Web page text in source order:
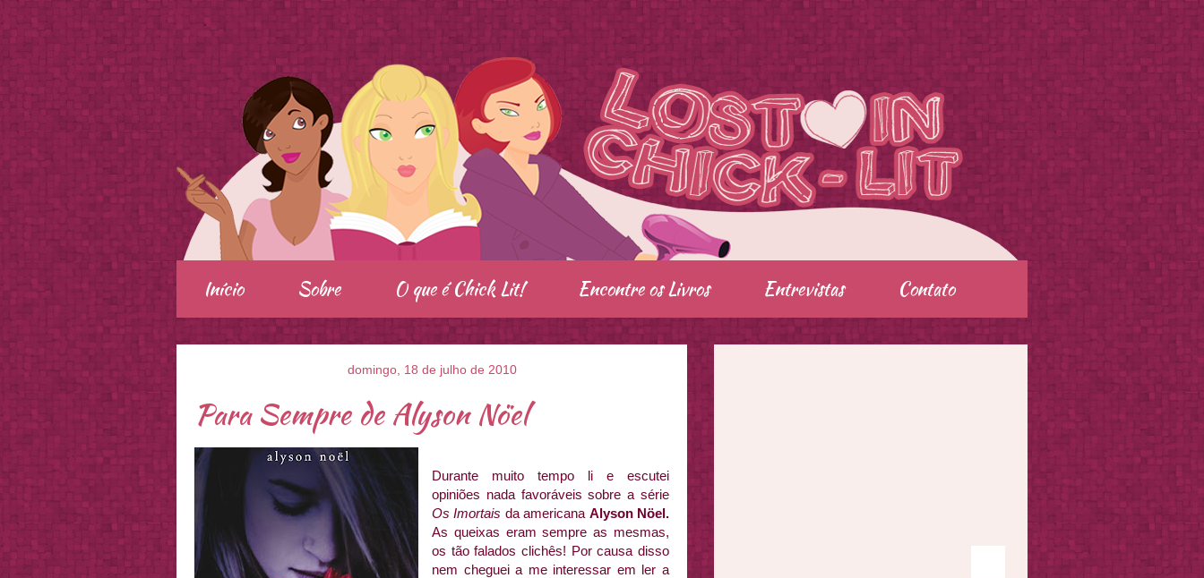
.
Início Sobre O que é Chick Lit! Encontre os Livros Entrevistas Contato
domingo, 18 de julho de 2010
Para Sempre de Alyson Nöel
Durante muito tempo li e escutei
opiniões nada favoráveis sobre a série
Os Imortais da americana Alyson Nöel.
As queixas eram sempre as mesmas,
os tão falados clichês! Por causa disso
nem cheguei a me interessar em ler a